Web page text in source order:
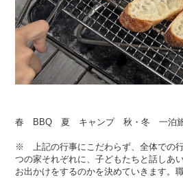
春 BBQ 夏 キャンプ 秋・冬 一泊
※ 上記の行事にこだわらず、全体での
つの家それぞれに、子どもたちと話しあ
お出かけをするのかを決めていきます。